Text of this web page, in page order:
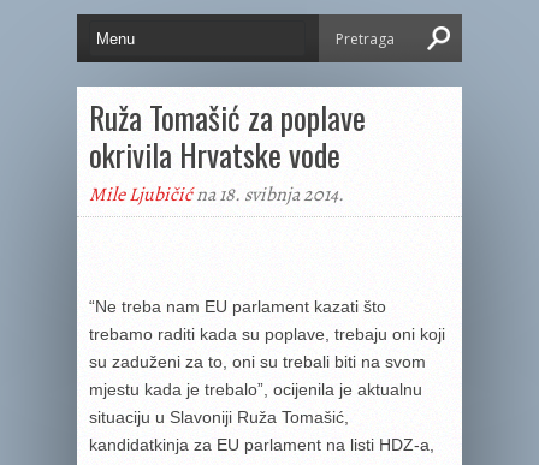
Ruža Tomašić za poplave
okrivila Hrvatske vode
Mile Ljubičićna 18. svibnja 2014.
“Ne treba nam EU parlament kazati što
trebamo raditi kada su poplave, trebaju oni koji
su zaduženi za to, oni su trebali biti na svom
mjestu kada je trebalo”, ocijenila je aktualnu
situaciju u Slavoniji Ruža Tomašić,
kandidatkinja za EU parlament na listi HDZ-a,